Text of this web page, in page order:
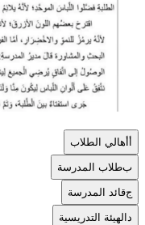
أهالي الطلاب
بطلاب المدرسة
جقائد المدرسة
الهيئة التدريسية